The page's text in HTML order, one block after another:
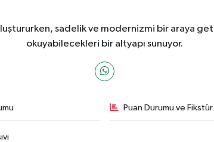
sadelik ve modernizmi bir araya
okuyabilecekleri bir altyapı sunuyor.
Puan Durumu ve Fikstür